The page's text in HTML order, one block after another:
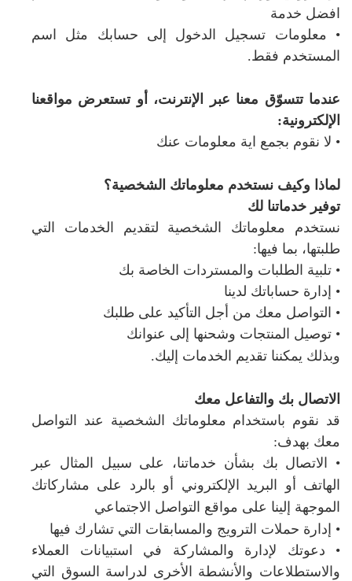
افضل خدمة
• معلومات تسجيل الدخول إلى حسابك مثل اسم
المستخدم فقط.
عندما تتسوّق معنا عبر الإنترنت، أو تستعرض مواقعنا
الإلكترونية:
• لا نقوم بجمع اية معلومات عنك
لماذا وكيف نستخدم معلوماتك الشخصية؟
توفير خدماتنا لك
نستخدم معلوماتك الشخصية لتقديم الخدمات التي
طلبتها، بما فيها:
• تلبية الطلبات والمستردات الخاصة بك
• إدارة حساباتك لدينا
• التواصل معك من أجل التأكيد على طلبك
• توصيل المنتجات وشحنها إلى عنوانك
وبذلك يمكننا تقديم الخدمات إليك.
الاتصال بك والتفاعل معك
قد نقوم باستخدام معلوماتك الشخصية عند التواصل
معك بهدف:
• الاتصال بك بشأن خدماتنا، على سبيل المثال عبر
الهاتف أو البريد الإلكتروني أو بالرد على مشاركاتك
الموجهة إلينا على مواقع التواصل الاجتماعي
• إدارة حملات الترويج والمسابقات التي تشارك فيها
• دعوتك لإدارة والمشاركة في استبيانات العملاء
والاستطلاعات والأنشطة الأخرى لدراسة السوق التي